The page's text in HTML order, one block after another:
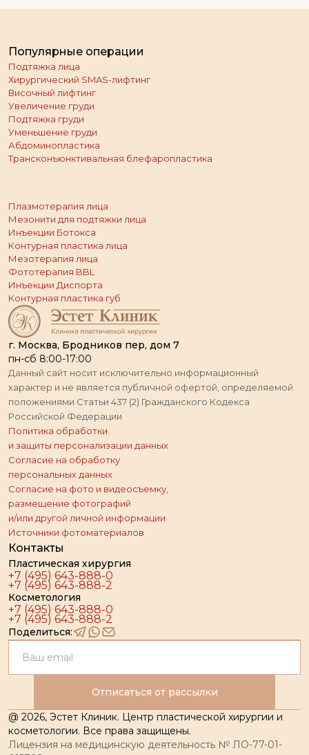
г. Москва, Бродников пер, дом 7
пн-сб 8:00-17:00
Данный сайт носит исключительно информационный
характер и не является публичной офертой, определяемой
положениями Статьи 437 (2) Гражданского Кодекса
Российской Федерации
Политика обработки
и защиты персонализации данных
Согласие на обработку
персональных данных
Согласие на фото и видеосъемку,
размещение фотографий
и/или другой личной информации
Источники фотоматериалов
Популярные операции
Подтяжка лица
Хирургический SMAS-лифтинг
Височный лифтинг
Увеличение груди
Подтяжка груди
Уменьшение груди
Абдоминопластика
Трансконъюнктивальная блефаропластика
Плазмотерапия лица
Мезонити для подтяжки лица
Инъекции Ботокса
Контурная пластика лица
Мезотерапия лица
Фототерапия BBL
Инъекции Диспорта
Контурная пластика губ
Контакты
Пластическая хирургия
+7 (495) 643-888-0
+7 (495) 643-888-2
Косметология
+7 (495) 643-888-0
+7 (495) 643-888-2
Поделиться:
Отписаться от рассылки
@ 2026, Эстет Клиник. Центр пластической хирургии и
косметологии. Все права защищены.
Лицензия на медицинскую деятельность № ЛО-77-01-